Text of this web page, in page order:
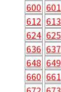
600 601
612 613
624 625
636 637
648 649
660 661